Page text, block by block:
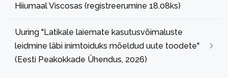
Hiiumaal Viscosas (registreerumine 18.08ks)
Uuring "Latikale laiemate kasutusvõimaluste
leidmine läbi inimtoiduks mõeldud uute toodete"
(Eesti Peakokkade Ühendus, 2026)